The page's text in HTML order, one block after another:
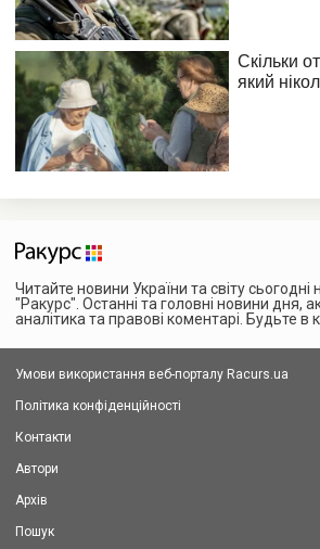
Читайте новини України та світу сьогодні
"Ракурс". Останні та головні новини дня,
аналітика та правові коментарі. Будьте в
Умови використання веб-порталу Racurs.ua
Політика конфіденційності
Контакти
Автори
Архів
Пошук